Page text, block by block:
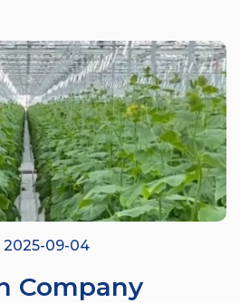
2025-09-04
Company